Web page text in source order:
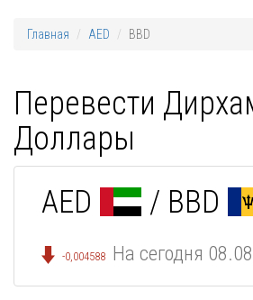
Главная AED BBD
Перевести
Доллары
AED / BBD
-0,004588 На сегодня